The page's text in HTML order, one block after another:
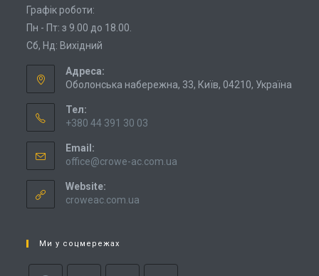
Графік роботи:
Пн - Пт: з 9.00 до 18.00.
Сб, Нд: Вихідний
Адреса:
Оболонська набережна, 33, Київ, 04210, Україна
Тел:
+380 44 391 30 03
Email:
office@crowe-ac.com.ua
Website:
croweac.com.ua
Ми у соцмережах